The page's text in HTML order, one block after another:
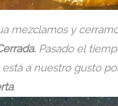
mezclamos y
Pasado el
está a nuestro gusto
.